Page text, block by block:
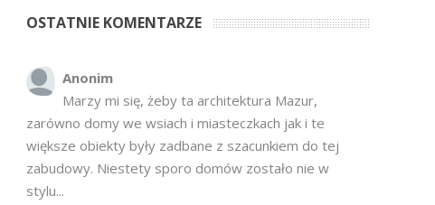
OSTATNIE KOMENTARZE
Anonim
Marzy mi się, żeby ta architektura Mazur,
zarówno domy we wsiach i miasteczkach jak i te
większe obiekty były zadbane z szacunkiem do tej
zabudowy. Niestety sporo domów zostało nie w
stylu...